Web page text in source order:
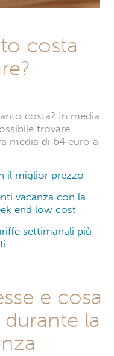
costa
costa? In media
trovare
media di 64 euro a
il miglior prezzo
vacanza con la
end low cost
settimanali più
e cosa
la